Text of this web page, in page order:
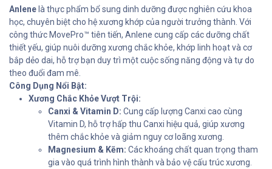
Anlene là thực phẩm bổ sung dinh dưỡng được nghiên cứu khoa
học, chuyên biệt cho hệ xương khớp của người trưởng thành. Với
công thức MovePro™ tiên tiến, Anlene cung cấp các dưỡng chất
thiết yếu, giúp nuôi dưỡng xương chắc khỏe, khớp linh hoạt và cơ
bắp dẻo dai, hỗ trợ bạn duy trì một cuộc sống năng động và tự do
theo đuổi đam mê.
Công Dụng Nổi Bật:
Xương Chắc Khỏe Vượt Trội:
Canxi & Vitamin D: Cung cấp lượng Canxi cao cùng
Vitamin D, hỗ trợ hấp thu Canxi hiệu quả, giúp xương
thêm chắc khỏe và giảm nguy cơ loãng xương.
Magnesium & Kẽm: Các khoáng chất quan trọng tham
gia vào quá trình hình thành và bảo vệ cấu trúc xương.